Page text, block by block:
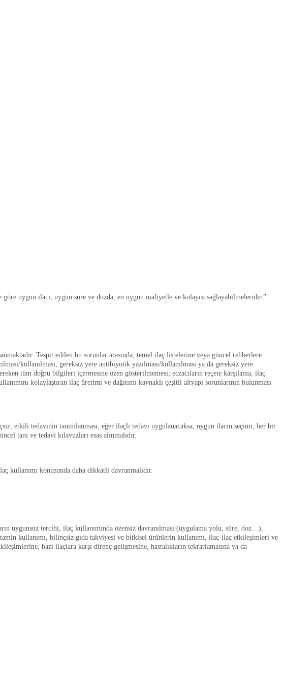
uygun ilacı, uygun süre ve dozda, en uygun maliyetle ve kolayca sağlayabilmeleridir.”
Tespit edilen bu sorunlar arasında, temel ilaç listelerine veya güncel rehberlere
kullanılması, gereksiz yere antibiyotik yazılması/kullanılması ya da gereksiz yere
tüm doğru bilgileri içermesine özen gösterilmemesi; eczacıların reçete karşılama, ilaç
kolaylaştıran ilaç üretimi ve dağıtımı kaynaklı çeşitli altyapı sorunlarının bulunması
etkili tedavinin tanımlanması, eğer ilaçlı tedavi uygulanacaksa, uygun ilacın seçimi, her bir
tanı ve tedavi kılavuzları esas alınmalıdır.
konusunda daha dikkatli davranmalıdır.
uygunsuz tercihi, ilaç kullanımında özensiz davranılması (uygulama yolu, süre, doz…),
kullanımı, bilinçsiz gıda takviyesi ve bitkisel ürünlerin kullanımı, ilaç-ilaç etkileşimleri ve
bazı ilaçlara karşı direnç gelişmesine, hastalıkların tekrarlamasına ya da